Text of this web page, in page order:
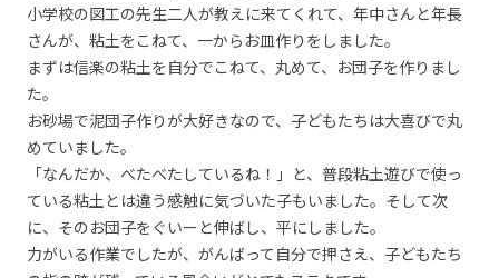
小学校の図工の先生二人が教えに来てくれて、年中さんと年長
さんが、粘土をこねて、一からお皿作りをしました。
まずは信楽の粘土を自分でこねて、丸めて、お団子を作りまし
た。
お砂場で泥団子作りが大好きなので、子どもたちは大喜びで丸
めていました。
「なんだか、べたべたしているね！」と、普段粘土遊びで使っ
ている粘土とは違う感触に気づいた子もいました。そして次
に、そのお団子をぐいーと伸ばし、平にしました。
力がいる作業でしたが、がんばって自分で押さえ、子どもたち